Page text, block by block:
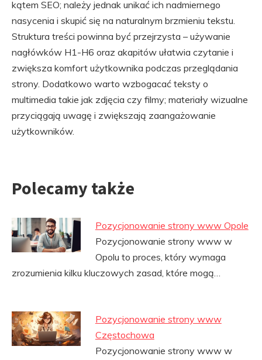
kątem SEO; należy jednak unikać ich nadmiernego
nasycenia i skupić się na naturalnym brzmieniu tekstu.
Struktura treści powinna być przejrzysta – używanie
nagłówków H1-H6 oraz akapitów ułatwia czytanie i
zwiększa komfort użytkownika podczas przeglądania
strony. Dodatkowo warto wzbogacać teksty o
multimedia takie jak zdjęcia czy filmy; materiały wizualne
przyciągają uwagę i zwiększają zaangażowanie
użytkowników.
Polecamy także
Pozycjonowanie strony www Opole
Pozycjonowanie strony www w
Opolu to proces, który wymaga
zrozumienia kilku kluczowych zasad, które mogą…
Pozycjonowanie strony www
Częstochowa
Pozycjonowanie strony www w